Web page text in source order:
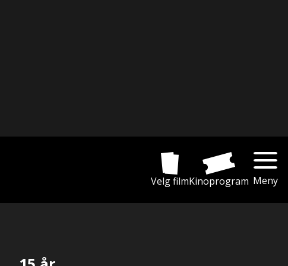
Velg filmKinoprogram Meny